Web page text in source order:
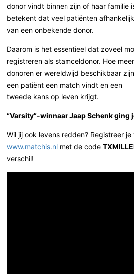
donor vindt binnen zijn of haar familie
betekent dat veel patiënten
van een onbekende donor.
Daarom is het essentieel dat zoveel
registreren als stamceldonor. Hoe meer
donoren er wereldwijd beschikbaar
een patiënt een match vindt en een
tweede kans op leven krijgt.
“Varsity”-winnaar Jaap Schenk ging
Wil jij ook levens redden? Registreer
www.matchis.nl met de code
verschil!